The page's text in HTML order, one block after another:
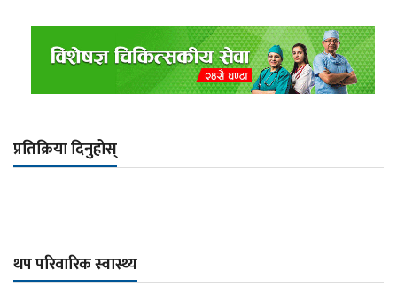
प्रतिक्रिया दिनुहोस्
थप परिवारिक स्वास्थ्य